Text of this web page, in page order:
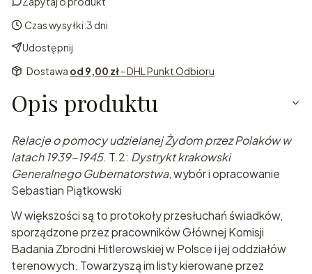
Czas wysyłki:3 dni
Udostępnij
Dostawa od 9,00 zł- DHL Punkt Odbioru
Opis produktu
Relacje o pomocy udzielanej Żydom przez Polaków w
latach 1939-1945. T.2: Dystrykt krakowski
Generalnego Gubernatorstwa, wybór i opracowanie
Sebastian Piątkowski
W większości są to protokoły przesłuchań świadków,
sporządzone przez pracowników Głównej Komisji
Badania Zbrodni Hitlerowskiej w Polsce i jej oddziałów
terenowych. Towarzyszą im listy kierowane przez